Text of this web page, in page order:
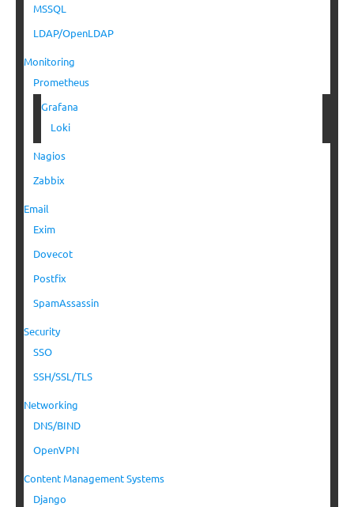
MSSQL
LDAP/OpenLDAP
Monitoring
Prometheus
Grafana
Loki
Nagios
Zabbix
Email
Exim
Dovecot
Postfix
SpamAssassin
Security
SSO
SSH/SSL/TLS
Networking
DNS/BIND
OpenVPN
Content Management Systems
Django